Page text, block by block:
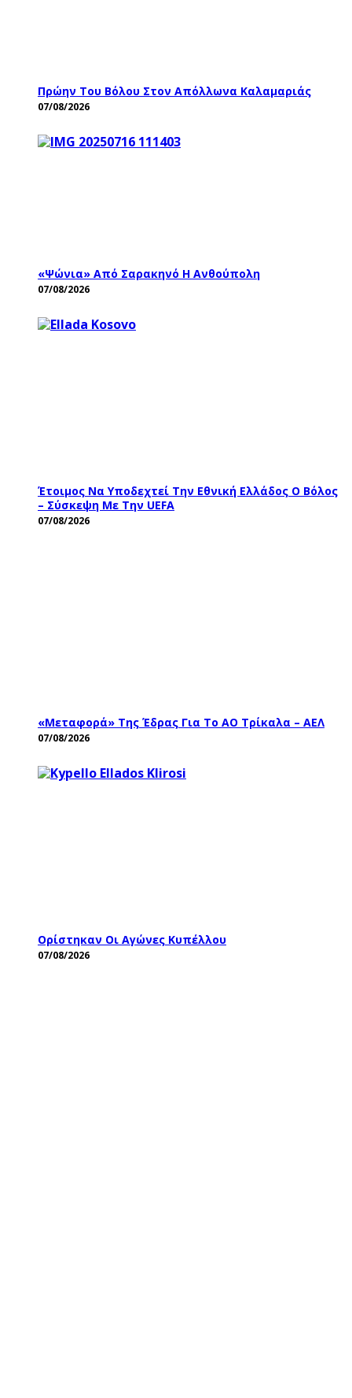
Πρώην Του Βόλου Στον Απόλλωνα Καλαμαριάς
07/08/2026
«Ψώνια» Από Σαρακηνό Η Ανθούπολη
07/08/2026
Έτοιμος Να Υποδεχτεί Την Εθνική Ελλάδος Ο Βόλος
– Σύσκεψη Με Την UEFA
07/08/2026
«Μεταφορά» Της Έδρας Για Το ΑΟ Τρίκαλα – ΑΕΛ
07/08/2026
Ορίστηκαν Οι Αγώνες Κυπέλλου
07/08/2026